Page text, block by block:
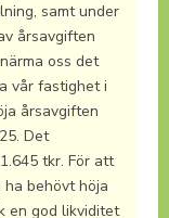
samt under
årsavgiften
oss det
vår fastighet i
årsavgiften
Det
tkr. För att
behövt höja
en god likviditet